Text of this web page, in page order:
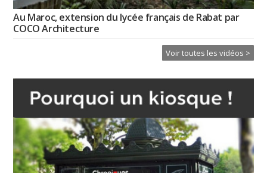
Au Maroc, extension du lycée français de Rabat par
COCO Architecture
Voir toutes les vidéos >